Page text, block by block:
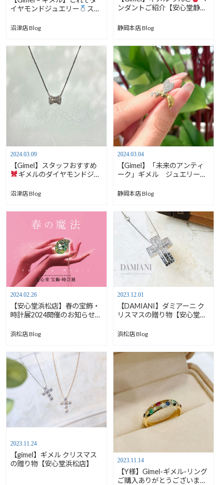
イヤモンドジュエリー
スタ
心堂沼津店】
沼津店 Blog
ンダントご紹介【安心堂静岡
静岡本店 Blog
2024.03.09
【Gimel】スタッフおすすめ
ギメルのダイヤモンドジュ
沼津店 Blog
2024.03.04
【Gimel】「未来のアンティ
ーク」ギメル ジュエリーの
静岡本店 Blog
2024.02.26
【安心堂浜松店】春の宝飾・
時計展2024開催のお知らせ
浜松店 Blog
2023.12.01
【DAMIANI】ダミアーニ ク
リスマスの贈り物【安心堂浜
浜松店 Blog
2023.11.24
【gimel】ギメル クリスマス
の贈り物【安心堂浜松店】
2023.11.14
【Y様】Gimel-ギメル-リング
ご購入ありがとうございます